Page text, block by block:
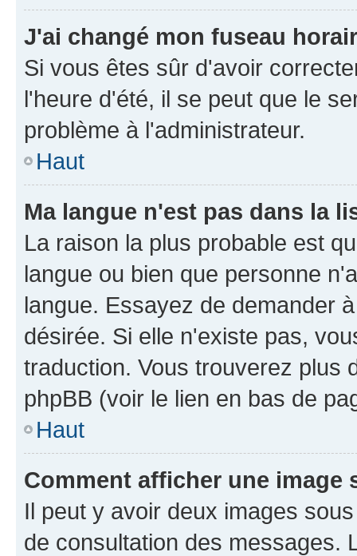
J'ai changé mon fuseau
Si vous êtes sûr d'avoir
l'heure d'été, il se peut que le
problème à l'administrateur.
Haut
Ma langue n'est pas dans la
La raison la plus probable est
langue ou bien que personne
langue. Essayez de demander
désirée. Si elle n'existe pas,
traduction. Vous trouverez plus
phpBB (voir le lien en bas de
Haut
Comment afficher une image
Il peut y avoir deux images
de consultation des messages.